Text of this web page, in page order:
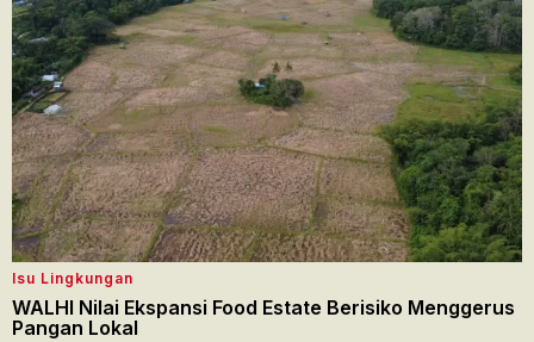
Isu Lingkungan
WALHI Nilai Ekspansi Food Estate Berisiko Menggerus
Pangan Lokal